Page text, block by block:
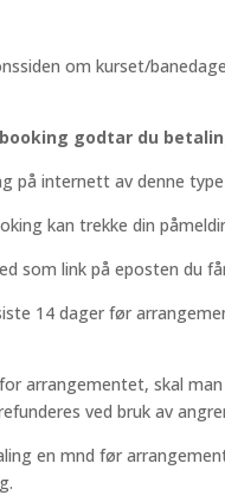
om kurset/
godtar du
på internett av denne
kan trekke din
som link på eposten du
14 dager før
arrangementet, skal
ved bruk av
en mnd før